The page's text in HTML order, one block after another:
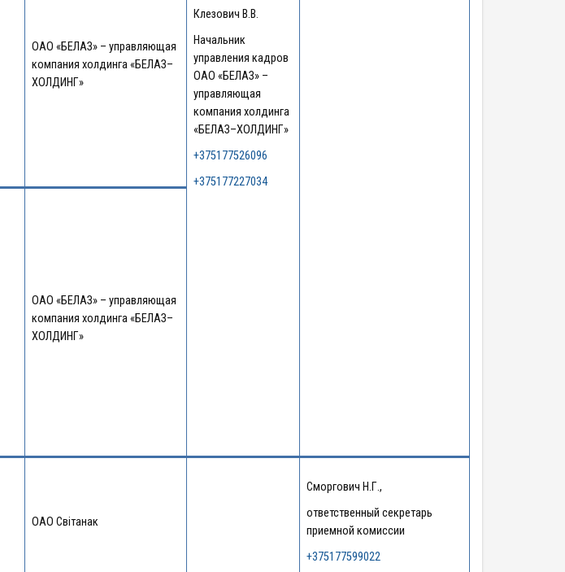
Клезович В.В.
Начальник
управления кадров
ОАО «БЕЛАЗ» –
управляющая
компания холдинга
«БЕЛАЗ–ХОЛДИНГ»
+375177526096
+375177227034
ОАО «БЕЛАЗ» – управляющая
компания холдинга «БЕЛАЗ–
ХОЛДИНГ»
ОАО «БЕЛАЗ» – управляющая
компания холдинга «БЕЛАЗ–
ХОЛДИНГ»
ОАО Свiтанак
Сморгович Н.Г.,
ответственный секретарь
приемной комиссии
+375177599022